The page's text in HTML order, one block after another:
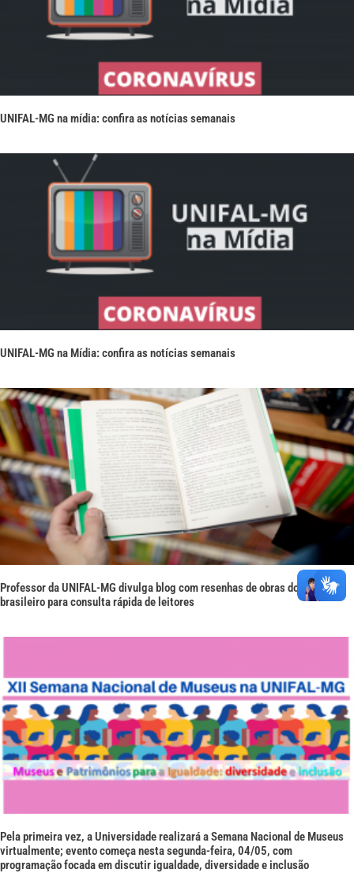
UNIFAL-MG na mídia: confira as notícias semanais
UNIFAL-MG na Mídia: confira as notícias semanais
Professor da UNIFAL-MG divulga blog com resenhas de obras do romance
brasileiro para consulta rápida de leitores
Pela primeira vez, a Universidade realizará a Semana Nacional de Museus
virtualmente; evento começa nesta segunda-feira, 04/05, com
programação focada em discutir igualdade, diversidade e inclusão